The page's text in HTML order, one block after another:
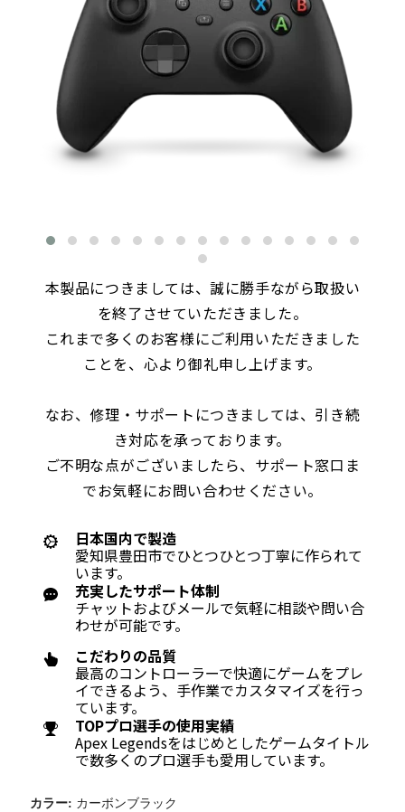
本製品につきましては、誠に勝手ながら取扱い
を終了させていただきました。
これまで多くのお客様にご利用いただきました
ことを、心より御礼申し上げます。
なお、修理・サポートにつきましては、引き続
き対応を承っております。
ご不明な点がございましたら、サポート窓口ま
でお気軽にお問い合わせください。
日本国内で製造
愛知県豊田市でひとつひとつ丁寧に作られて
います。
充実したサポート体制
チャットおよびメールで気軽に相談や問い合
わせが可能です。
こだわりの品質
最高のコントローラーで快適にゲームをプレ
イできるよう、手作業でカスタマイズを行っ
ています。
TOPプロ選手の使用実績
Apex Legendsをはじめとしたゲームタイトル
で数多くのプロ選手も愛用しています。
カラー: カーボンブラック